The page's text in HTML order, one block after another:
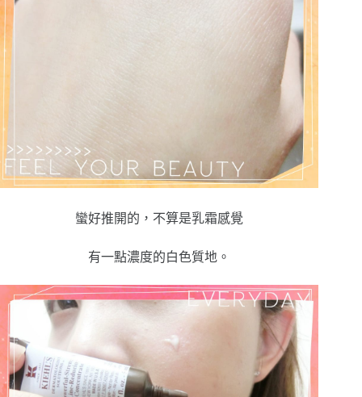
蠻好推開的，不算是乳霜感覺
有一點濃度的白色質地。